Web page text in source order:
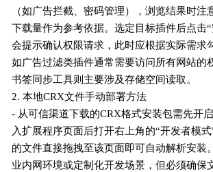
（如广告拦截、密码管理），浏览结果时注
下载量作为参考依据。选定目标插件后点击
会提示确认权限请求，此时应根据实际需求
如广告过滤类插件通常需要访问所有网站的
书签同步工具则主要涉及存储空间读取。
2. 本地CRX文件手动部署方法
- 从可信渠道下载的CRX格式安装包需先开
入扩展程序页面后打开右上角的“开发者模
的文件直接拖拽至该页面即可自动解析安装
业内网环境或定制化开发场景，但必须确保